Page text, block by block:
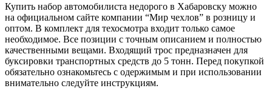
Купить набор автомобилиста недорого в Хабаровску можно
на официальном сайте компании “Мир чехлов” в розницу и
оптом. В комплект для техосмотра входит только самое
необходимое. Все позиции с точным описанием и полностью
качественными вещами. Входящий трос предназначен для
буксировки транспортных средств до 5 тонн. Перед покупкой
обязательно ознакомьтесь с одержимым и при использовании
внимательно следуйте инструкциям.